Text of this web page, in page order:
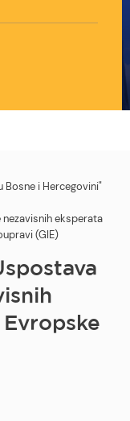
Bosne i Hercegovini"
eksperata
(GIE)